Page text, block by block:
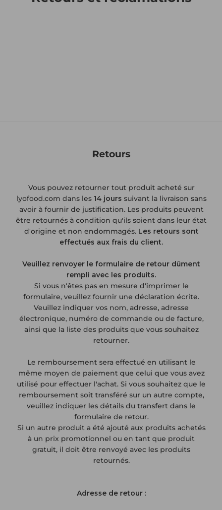
Retours
Vous pouvez retourner tout produit acheté sur
lyofood.com dans les 14 jours suivant la livraison sans
avoir à fournir de justification. Les produits peuvent
être retournés à condition qu'ils soient dans leur état
d'origine et non endommagés. Les retours sont
effectués aux frais du client.
Veuillez renvoyer le formulaire de retour dûment
rempli avec les produits.
Si vous n'êtes pas en mesure d'imprimer le
formulaire, veuillez fournir une déclaration écrite.
Veuillez indiquer vos nom, adresse, adresse
électronique, numéro de commande ou de facture,
ainsi que la liste des produits que vous souhaitez
retourner.
Le remboursement sera effectué en utilisant le
même moyen de paiement que celui que vous avez
utilisé pour effectuer l'achat. Si vous souhaitez que le
remboursement soit transféré sur un autre compte,
veuillez indiquer les détails du transfert dans le
formulaire de retour.
Si un autre produit a été ajouté aux produits achetés
à un prix promotionnel ou en tant que produit
gratuit, il doit être renvoyé avec les produits
retournés.
Adresse de retour :